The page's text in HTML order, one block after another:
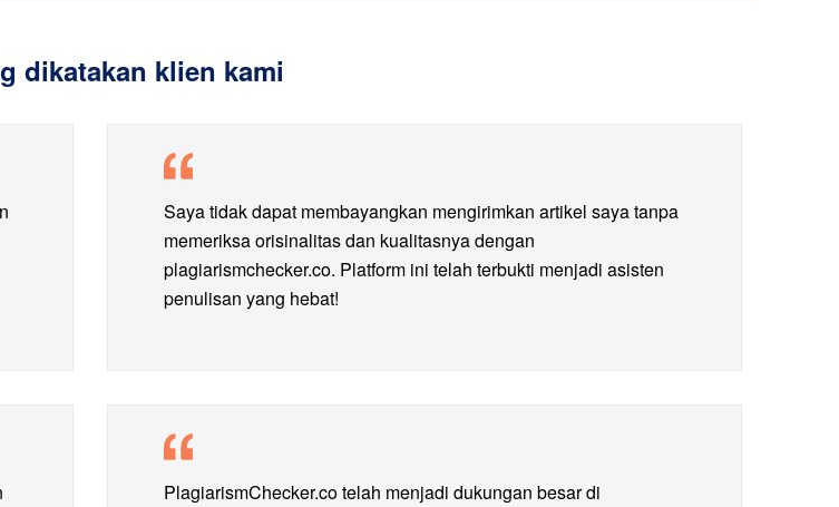
dikatakan klien kami
Saya tidak dapat membayangkan mengirimkan artikel saya tanpa
memeriksa orisinalitas dan kualitasnya dengan
plagiarismchecker.co. Platform ini telah terbukti menjadi asisten
penulisan yang hebat!
PlagiarismChecker.co telah menjadi dukungan besar di